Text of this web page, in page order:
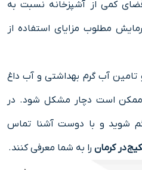
کمی از آشپزخانه نسبت به
مطلوب مزایای استفاده از
تامین آب گرم بهداشتی و آب داغ
ممکن است دچار مشکل شود. در
شوید و با دوست آشنا تماس
در کرمان را به شما معرفی کنند.